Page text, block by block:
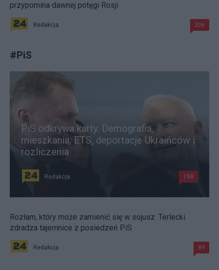
przypomina dawnej potęgi Rosji
Redakcja 206
#PiS
PiS odkrywa karty. Demografia,
mieszkania, ETS, deportacje Ukraińców i
rozliczenia
Redakcja 198
Rozłam, który może zamienić się w sojusz. Terlecki
zdradza tajemnice z posiedzeń PiS
Redakcja 89